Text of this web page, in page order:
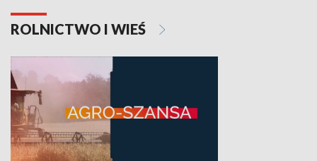
ROLNICTWO I WIEŚ